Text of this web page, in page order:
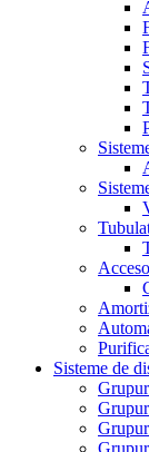
Sisteme de